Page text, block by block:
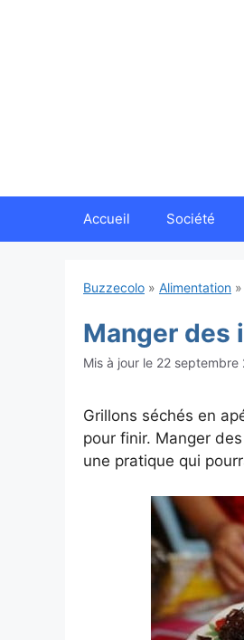
Accueil Société
Buzzecolo » Alimentation »
Manger des
22 septembre
Grillons séchés en
pour finir. Manger
une pratique qui